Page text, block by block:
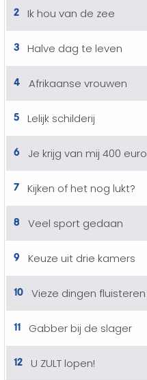
2 Ik hou van de zee
3 Halve dag te leven
4 Afrikaanse vrouwen
5 Lelijk schilderij
6 Je krijg van mij 400 euro
7 Kijken of het nog lukt?
8 Veel sport gedaan
9 Keuze uit drie kamers
10 Vieze dingen fluisteren
11 Gabber bij de slager
12 U ZULT lopen!